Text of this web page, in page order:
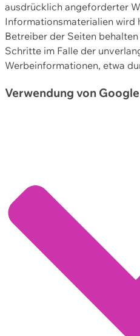
ausdrücklich angeforderter
Informationsmaterialien wird
Betreiber der Seiten
Schritte im Falle der
Werbeinformationen, etwa
Verwendung von Google